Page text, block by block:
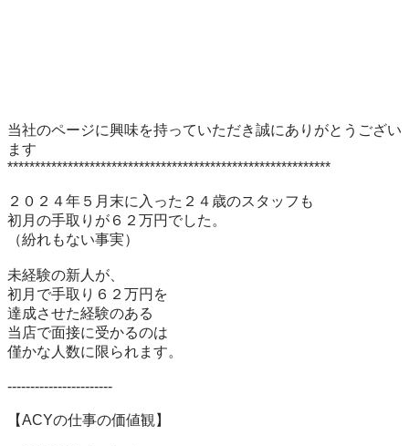
当社のページに興味を持っていただき誠にありがとうござい
ます
***********************************************************
２０２４年５月末に入った２４歳のスタッフも
初月の手取りが６２万円でした。
（紛れもない事実）
未経験の新人が、
初月で手取り６２万円を
達成させた経験のある
当店で面接に受かるのは
僅かな人数に限られます。
-----------------------
【ACYの仕事の価値観】